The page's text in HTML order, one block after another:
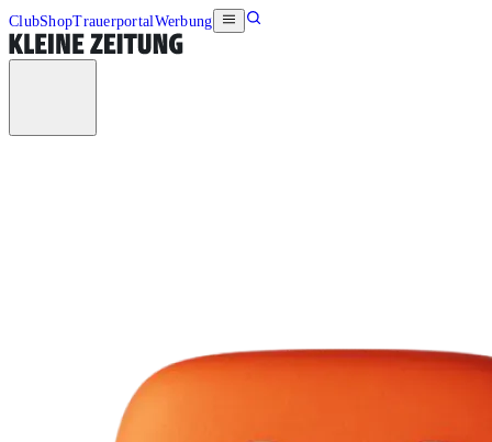
ClubShopTrauerportalWerbung